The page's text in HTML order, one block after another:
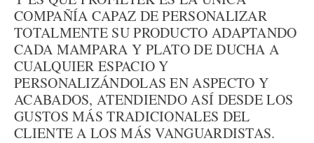
COMPAÑÍA CAPAZ DE PERSONALIZAR
TOTALMENTE SU PRODUCTO ADAPTANDO
CADA MAMPARA Y PLATO DE DUCHA A
CUALQUIER ESPACIO Y
PERSONALIZÁNDOLAS EN ASPECTO Y
ACABADOS, ATENDIENDO ASÍ DESDE LOS
GUSTOS MÁS TRADICIONALES DEL
CLIENTE A LOS MÁS VANGUARDISTAS.